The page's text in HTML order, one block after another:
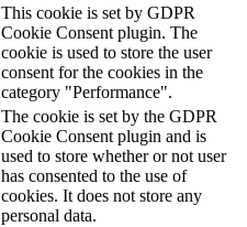
This cookie is set by GDPR
Cookie Consent plugin. The
cookie is used to store the user
consent for the cookies in the
category "Performance".
The cookie is set by the GDPR
Cookie Consent plugin and is
used to store whether or not user
has consented to the use of
cookies. It does not store any
personal data.